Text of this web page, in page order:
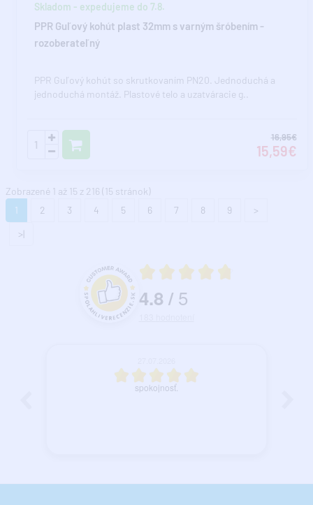
Skladom - expedujeme do 7.8.
PPR Guľový kohút plast 32mm s varným šróbením -
rozoberateľný
PPR Guľový kohút so skrutkovaním PN20. Jednoduchá a
jednoduchá montáž. Plastové telo a uzatváracie g..
16,95€
15,59€
Zobrazené 1 až 15 z 216 (15 stránok)
1
2 3 4 5 6 7 8 9
>
>|
Hodnotenie a recenzie zákazníkov
Priemerné hodnotenie 4.8 z 5
4.8 / 5
spokojnosť.